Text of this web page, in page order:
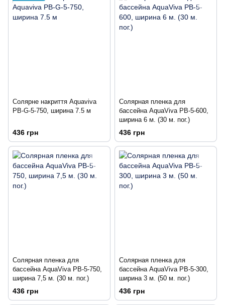
Солярне накриття Aquaviva
PB-G-5-750, ширина 7.5 м
436 грн
Солярная пленка для
бассейна AquaViva PB-5-600,
ширина 6 м. (30 м. пог.)
436 грн
Солярная пленка для
бассейна AquaViva PB-5-750,
ширина 7,5 м. (30 м. пог.)
436 грн
Солярная пленка для
бассейна AquaViva PB-5-300,
ширина 3 м. (50 м. пог.)
436 грн